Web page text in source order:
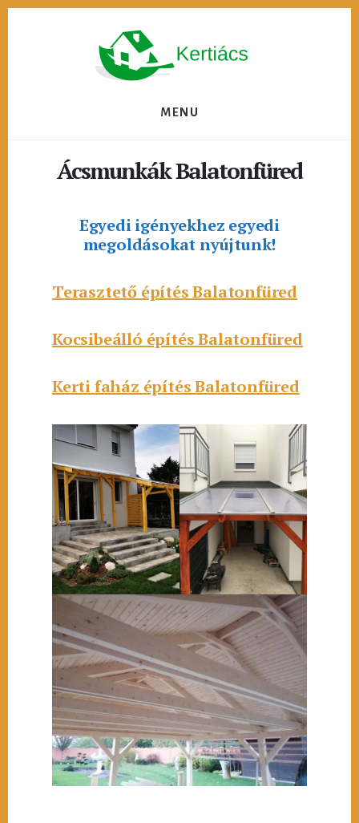
MENU
Ácsmunkák Balatonfüred
Egyedi igényekhez egyedi
megoldásokat nyújtunk!
Terasztető építés Balatonfüred
Kocsibeálló építés Balatonfüred
Kerti faház építés Balatonfüred